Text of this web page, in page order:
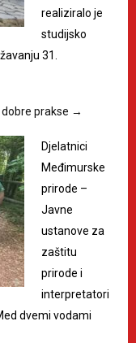
realiziralo je
studijsko
31.
prakse →
Djelatnici
Međimurske
prirode –
Javne
ustanove za
zaštitu
prirode i
interpretatori
dvemi vodami